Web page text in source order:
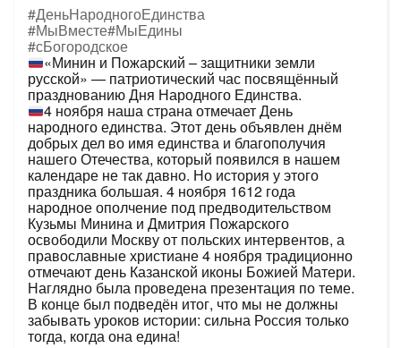
#ДеньНародногоЕдинства
#МыВместе#МыЕдины
#сБогородское
«Минин и Пожарский – защитники земли
русской» — патриотический час посвящённый
празднованию Дня Народного Единства.
4 ноября наша страна отмечает День
народного единства. Этот день объявлен днём
добрых дел во имя единства и благополучия
нашего Отечества, который появился в нашем
календаре не так давно. Но история у этого
праздника большая. 4 ноября 1612 года
народное ополчение под предводительством
Кузьмы Минина и Дмитрия Пожарского
освободили Москву от польских интервентов, а
православные христиане 4 ноября традиционно
отмечают день Казанской иконы Божией Матери.
Наглядно была проведена презентация по теме.
В конце был подведён итог, что мы не должны
забывать уроков истории: сильна Россия только
тогда, когда она едина!